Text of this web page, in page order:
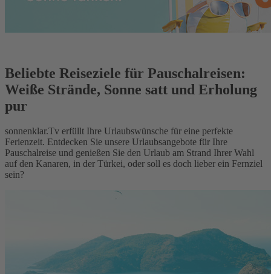
Beliebte Reiseziele für Pauschalreisen:
Weiße Strände, Sonne satt und Erholung
pur
sonnenklar.Tv erfüllt Ihre Urlaubswünsche für eine perfekte
Ferienzeit. Entdecken Sie unsere Urlaubsangebote für Ihre
Pauschalreise und genießen Sie den Urlaub am Strand Ihrer Wahl
auf den Kanaren, in der Türkei, oder soll es doch lieber ein Fernziel
sein?